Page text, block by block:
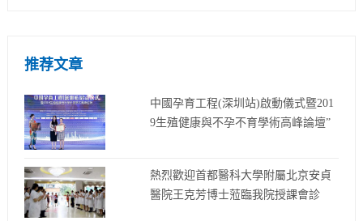
推荐文章
中國孕育工程(深圳站)啟動儀式暨201
9生殖健康與不孕不育學術高峰論壇”
熱烈歡迎首都醫科大學附屬北京安貞
醫院王克芳博士蒞臨我院授課會診